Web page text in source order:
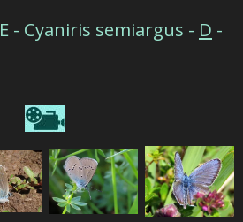
- Cyaniris semiargus - D -